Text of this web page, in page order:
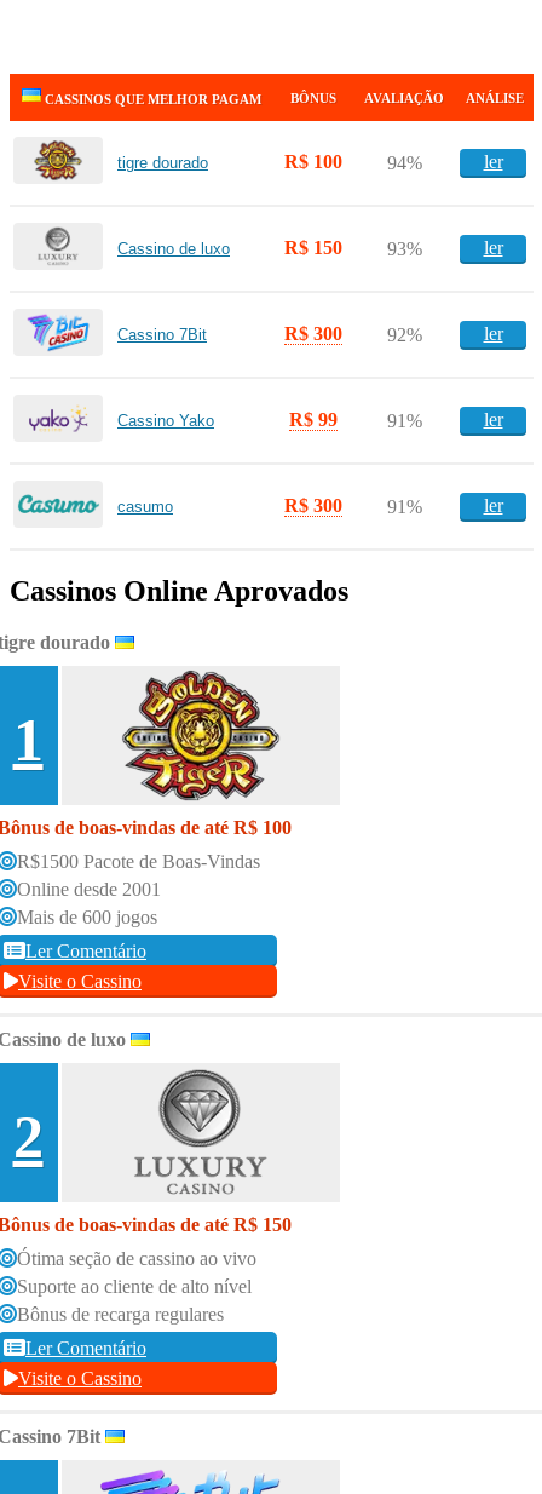
CASSINOS QUE MELHOR PAGAM BÔNUS AVALIAÇÃO ANÁLISE
tigre dourado R$ 100 94% ler
Cassino de luxo R$ 150 93% ler
Cassino 7Bit R$ 300 92% ler
Cassino Yako R$ 99 91% ler
casumo R$ 300 91% ler
Cassinos Online Aprovados
dourado
1
de boas-vindas de até R$ 100
R$1500 Pacote de Boas-Vindas
Online desde 2001
Mais de 600 jogos
Ler Comentário
Visite o Cassino
de luxo
2
de boas-vindas de até R$ 150
Ótima seção de cassino ao vivo
Suporte ao cliente de alto nível
Bônus de recarga regulares
Ler Comentário
Visite o Cassino
7Bit